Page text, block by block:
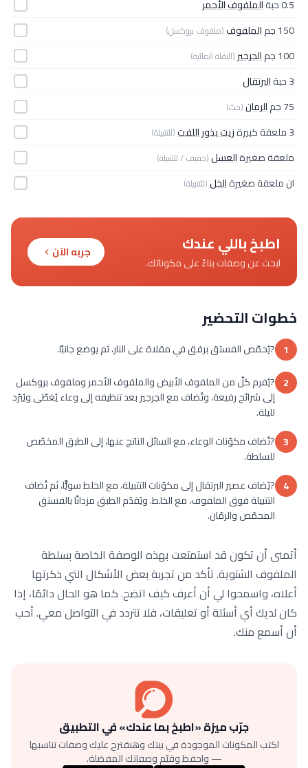
0.5 حبة
الملفوف الأحمر
150 جم
الملفوف(ملفوف بروكسل)
100 جم الجرجير (البقلة المائية)
3 حبة
البرتقال
75 جم
الرمان(حبّ)
3 ملعقة كبيرة زيت بذور اللفت(للتتبيلة)
ملعقة صغيرةالعسل(خفيف / للتتبيلة)
ان ملعقة صغيرةالخل(للتتبيلة)
اطبخ باللي عندك
ابحث عن وصفات بناءً على مكوناتك.
جربه الآن
خطوات التحضير
1 ?يُحمّص الفستق برفق في مقلاة على النار، ثم يوضع جانبًا.
2 ?يُفرم كلّ من الملفوف الأبيض والملفوف الأحمر وملفوف بروكسل
إلى شرائح رفيعة، وتُضاف مع الجرجير بعد تنظيفه إلى وعاء يُغطّى ويُبرّد
لليلة.
3 ?تُضاف مكوّنات الوعاء، مع السائل الناتج عنها، إلى الطبق المخصّص
للسلطة.
4 ?يُضاف عصير البرتقال إلى مكوّنات التتبيلة، مع الخلط سويًّا، ثم تُضاف
التتبيلة فوق الملفوف، مع الخلط. ويُقدّم الطبق مزدانًا بالفستق
المحمّص والرمّان.
أتمنى أن تكون قد استمتعت بهذه الوصفة الخاصة بسلطة
الملفوف الشتوية. تأكد من تجربة بعض الأشكال التي ذكرتها
أعلاه، واسمحوا لي أن أعرف كيف اتضح. كما هو الحال دائمًا، إذا
كان لديك أي أسئلة أو تعليقات، فلا تتردد في التواصل معي. أحب
أن أسمع منك.
جرّب ميزة «اطبخ بما عندك» في التطبيق
اكتب المكونات الموجودة في بيتك وهنقترح عليك وصفات تناسبها
— واحفظ وقيّم وصفاتك المفضلة.